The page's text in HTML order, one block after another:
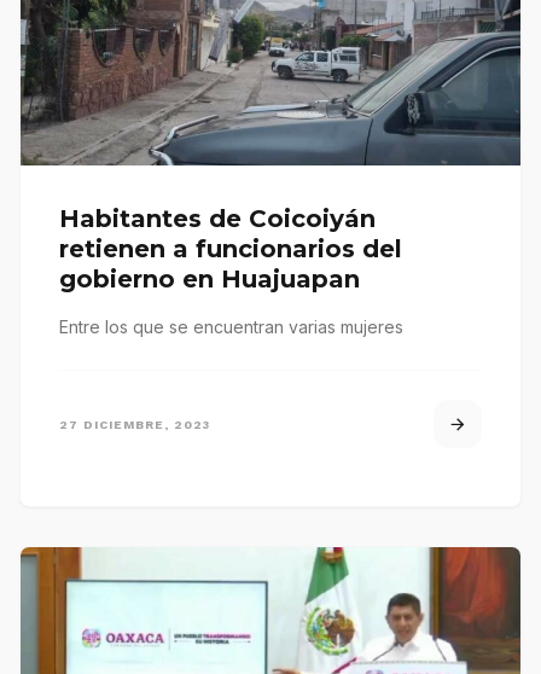
Habitantes de Coicoiyán
retienen a funcionarios del
gobierno en Huajuapan
Entre los que se encuentran varias mujeres
27 DICIEMBRE, 2023